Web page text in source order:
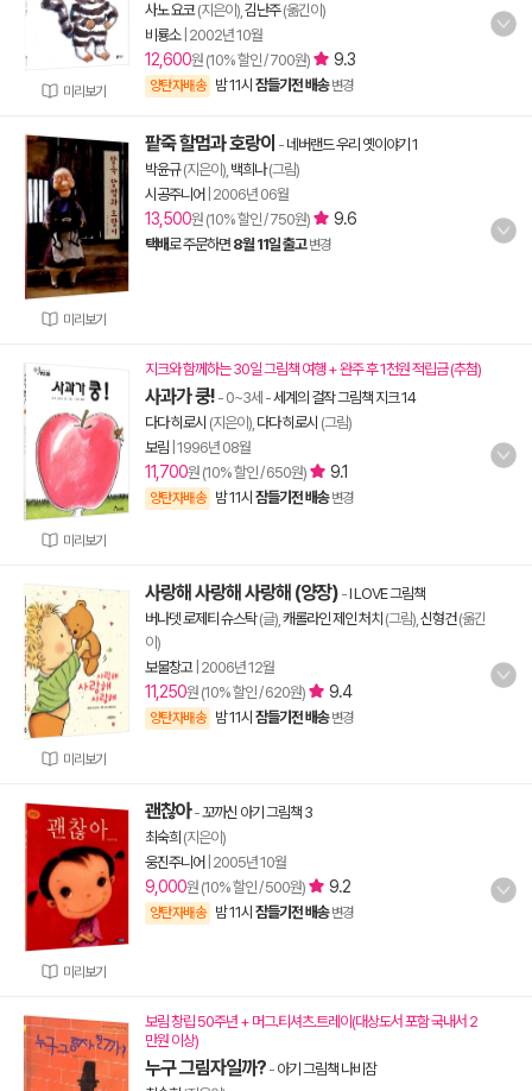
미리보기
사노 요코(지은이), 김난주(옮긴이)
비룡소| 2002년 10월
12,600원 (10% 할인 / 700원) 9.3
양탄자배송 밤 11시 잠들기전 배송 변경
미리보기
팥죽 할멈과 호랑이 - 네버랜드 우리 옛이야기 1
박윤규(지은이), 백희나(그림)
시공주니어 2006년 06월
13,500원 (10% 할인 / 750원) 9.6
택배로 주문하면 8월 11일 출고 변경
미리보기
지크와 함께하는 30일 그림책 여행 + 완주 후 1천원 적립금 (추첨)
사과가 쿵! - 0~3세 -세계의 걸작 그림책 지크 14
다다 히로시 (지은이), 다다 히로시 (그림)
보림 1996년 08월
11,700원 (10% 할인 / 650원) 9.1
양탄자배송 밤 11시 잠들기전 배송 변경
미리보기
사랑해 사랑해 사랑해 (양장) -I LOVE 그림책
버나뎃 로제티 슈스탁(글), 캐롤라인 제인 처치 (그림), 신형건(옮긴
이)
보물창고| 2006년 12월
11,250원 (10% 할인 / 620원) 9.4
양탄자배송 밤 11시 잠들기전 배송 변경
미리보기
괜찮아-꼬까신 아기 그림책 3
최숙희 (지은이)
웅진주니어 2005년 10월
9,000원 (10% 할인 / 500원) 9.2
양탄자배송 밤 11시 잠들기전 배송 변경
보림 창립 50주년 + 머그.티셔츠.트레이(대상도서 포함 국내서 2
만원 이상)
누구 그림자일까? - 아기 그림책 나비잠